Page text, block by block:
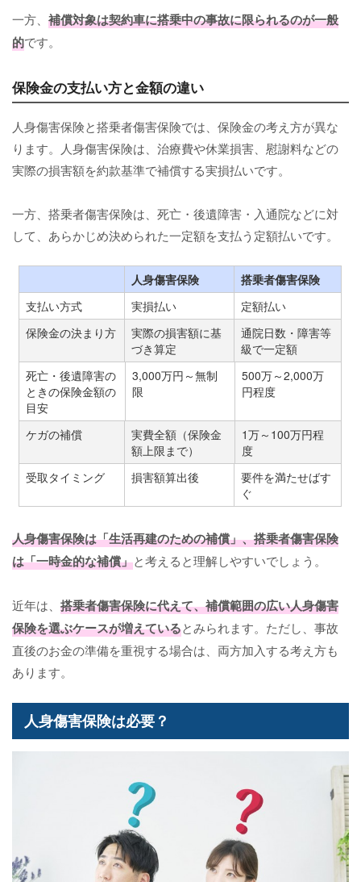
一方、 補償対象は契約車に搭乗中の事故に限られるのが一般
的です。
保険金の支払い方と金額の違い
人身傷害保険と搭乗者傷害保険では、保険金の考え方が異な
ります。人身傷害保険は、治療費や休業損害、慰謝料などの
実際の損害額を約款基準で補償する実損払いです。
一方、搭乗者傷害保険は、死亡・後遺障害・入通院などに対
して、あらかじめ決められた一定額を支払う定額払いです。
人身傷害保険
搭乗者傷害保険
支払い方式
実損払い
定額払い
保険金の決まり方
実際の損害額に基
づき算定
通院日数・障害等
級で一定額
死亡・後遺障害の
ときの保険金額の
目安
3,000万円～無制
限
500万～2,000万
円程度
ケガの補償
実費全額（保険金
額上限まで）
1万～100万円程
度
受取タイミング
損害額算出後
要件を満たせばす
ぐ
人身傷害保険は「生活再建のための補償」、搭乗者傷害保険
は「一時金的な補償」と考えると理解しやすいでしょう。
近年は、 搭乗者傷害保険に代えて、補償範囲の広い人身傷害
保険を選ぶケースが増えているとみられます。ただし、事故
直後のお金の準備を重視する場合は、両方加入する考え方も
あります。
人身傷害保険は必要？